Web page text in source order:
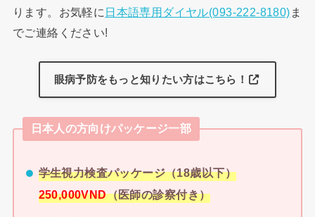
ります。お気軽に 日本語専用ダイヤル(093-222-8180) ま
でご連絡ください!
眼病予防をもっと知りたい方はこちら！
日本人の方向けパッケージ一部
学生視力検査パッケージ（18歳以下）
250,000VND（医師の診察付き）